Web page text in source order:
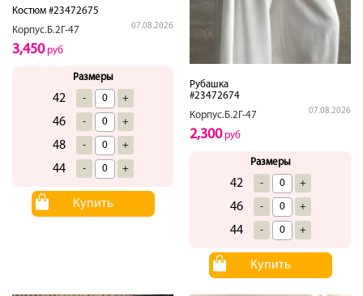
Костюм #23472675
Корпус.Б.2Г-47
07.08.2026
3,450руб
Размеры
42 - +
46 - +
48 - +
44 - +
Купить
Рубашка
#23472674
Корпус.Б.2Г-47
07.08.2026
2,300руб
Размеры
42 - +
46 - +
44 - +
Купить